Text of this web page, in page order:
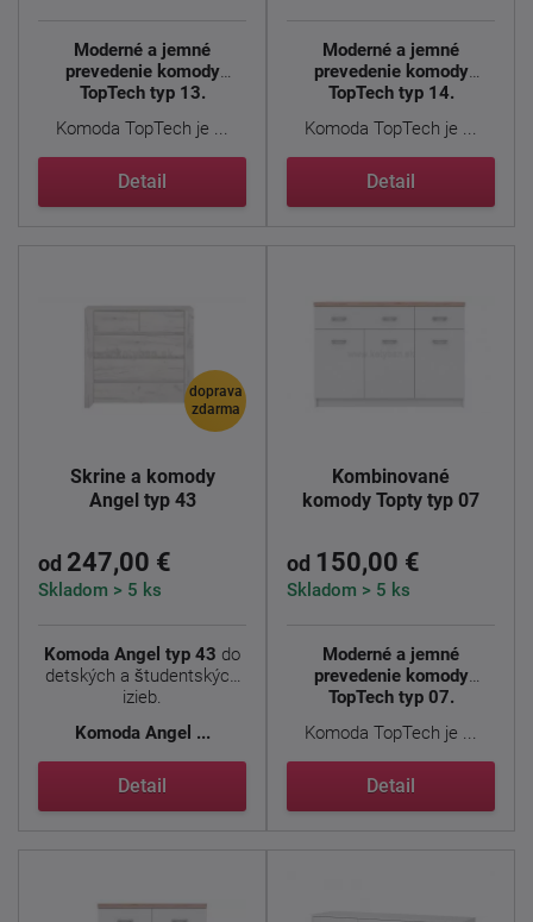
Moderné a jemné
prevedenie komody
TopTech typ 13.
Komoda TopTech je ...
Detail
Moderné a jemné
prevedenie komody
TopTech typ 14.
Komoda TopTech je ...
Detail
doprava
zdarma
Skrine a komody
Angel typ 43
od 247,00 €
Skladom > 5 ks
Komoda Angel typ 43 do
detských a študentských
izieb.
KomodaAngel ...
Detail
Kombinované
komody Topty typ 07
od 150,00 €
Skladom > 5 ks
Moderné a jemné
prevedenie komody
TopTech typ 07.
Komoda TopTech je ...
Detail